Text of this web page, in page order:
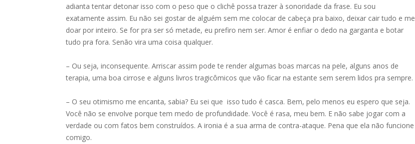
adianta tentar detonar isso com o peso que o clichê possa trazer à sonoridade da frase. Eu sou
exatamente assim. Eu não sei gostar de alguém sem me colocar de cabeça pra baixo, deixar cair tudo e me
doar por inteiro. Se for pra ser só metade, eu prefiro nem ser. Amor é enfiar o dedo na garganta e botar
tudo pra fora. Senão vira uma coisa qualquer.
– Ou seja, inconsequente. Arriscar assim pode te render algumas boas marcas na pele, alguns anos de
terapia, uma boa cirrose e alguns livros tragicômicos que vão ficar na estante sem serem lidos pra sempre.
– O seu otimismo me encanta, sabia? Eu sei que isso tudo é casca. Bem, pelo menos eu espero que seja.
Você não se envolve porque tem medo de profundidade. Você é rasa, meu bem. E não sabe jogar com a
verdade ou com fatos bem construídos. A ironia é a sua arma de contra-ataque. Pena que ela não funcione
comigo.